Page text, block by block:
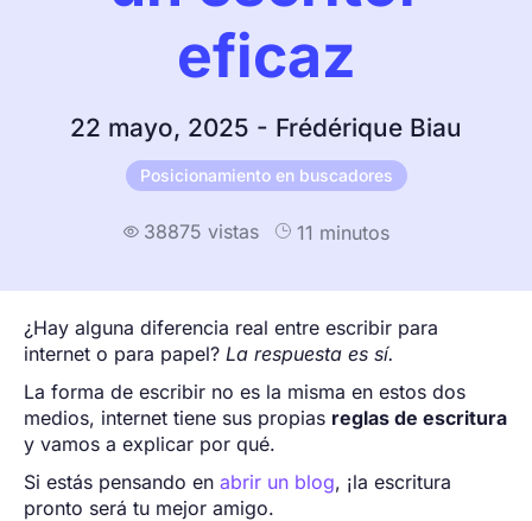
eficaz
22 mayo, 2025 - Frédérique Biau
Posicionamiento en buscadores
 38875 vistas 11 minutos
¿Hay alguna diferencia real entre escribir para
internet o para papel? La respuesta es sí.
La forma de escribir no es la misma en estos dos
medios, internet tiene sus propias reglas de escritura
y vamos a explicar por qué.
Si estás pensando en abrir un blog, ¡la escritura
pronto será tu mejor amigo.